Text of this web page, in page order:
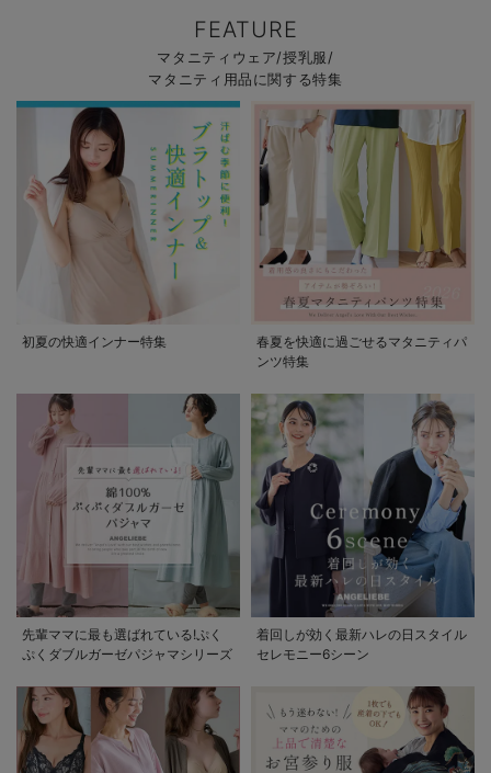
FEATURE
マタニティウェア/授乳服/
マタニティ用品に関する特集
初夏の快適インナー特集
春夏を快適に過ごせるマタニティパ
ンツ特集
先輩ママに最も選ばれている!ぷく
ぷくダブルガーゼパジャマシリーズ
着回しが効く最新ハレの日スタイル
セレモニー6シーン